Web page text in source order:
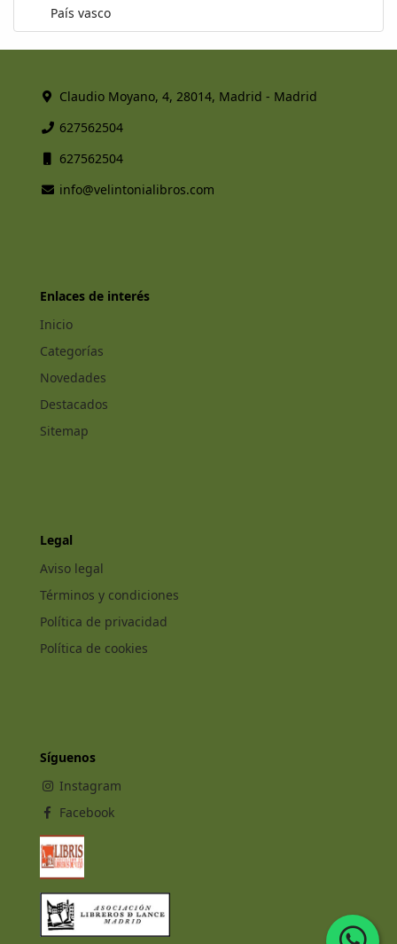
País vasco
Claudio Moyano, 4, 28014, Madrid - Madrid
627562504
627562504
info@velintonialibros.com
Enlaces de interés
Inicio
Categorías
Novedades
Destacados
Sitemap
Legal
Aviso legal
Términos y condiciones
Política de privacidad
Política de cookies
Síguenos
Instagram
Facebook